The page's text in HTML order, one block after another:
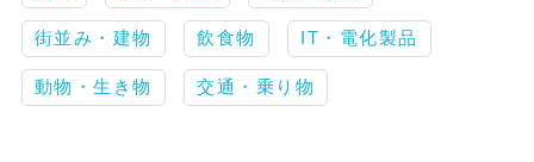
街並み・建物 飲食物 IT・電化製品
動物・生き物 交通・乗り物